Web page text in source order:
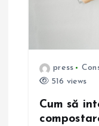
press
516 views
Cum să